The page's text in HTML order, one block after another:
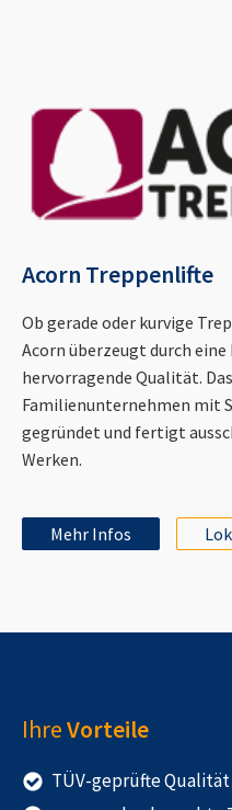
Acorn Treppenlifte
Ob gerade oder kurvige
Acorn überzeugt durch
hervorragende Qualität.
Familienunternehmen mit
gegründet und fertigt
Werken.
Mehr Infos
IhreVorteile
TÜV-geprüfte Qualität